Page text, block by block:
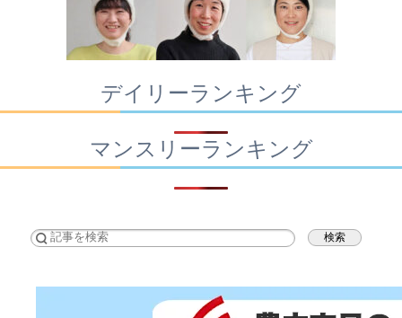
デイリーランキング
マンスリーランキング
検索